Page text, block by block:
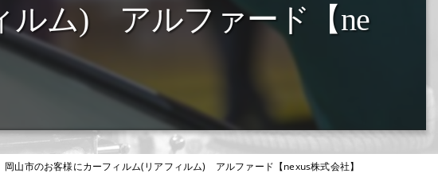
ルム) アルファード【ne
岡山市のお客様にカーフィルム(リアフィルム) アルファード【nexus株式会社】